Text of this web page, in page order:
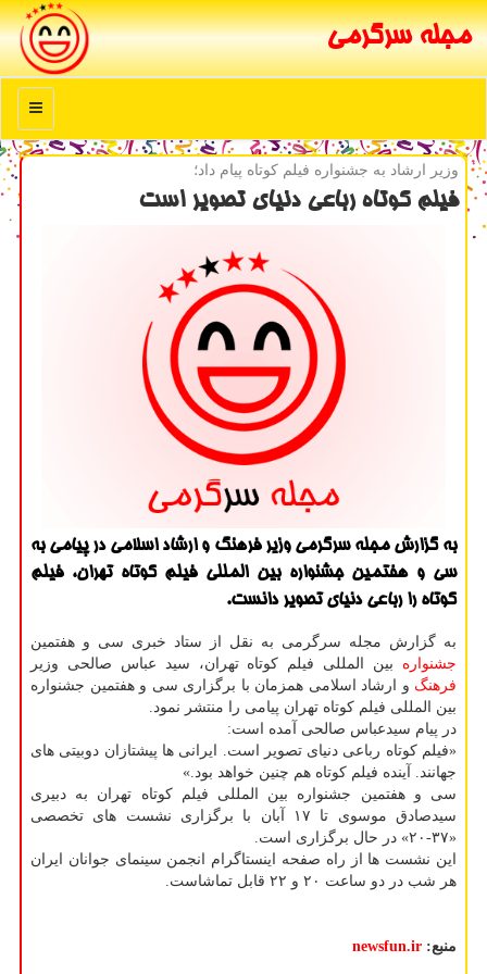
مجله سرگرمی
منو
وزیر ارشاد به جشنواره فیلم كوتاه پیام داد؛
فیلم كوتاه رباعی دنیای تصویر است
به گزارش مجله سرگرمی وزیر فرهنگ و ارشاد اسلامی در پیامی به
سی و هفتمین جشنواره بین المللی فیلم كوتاه تهران، فیلم
كوتاه را رباعی دنیای تصویر دانست.
به گزارش مجله سرگرمی به نقل از ستاد خبری سی و هفتمین
جشنواره بین المللی فیلم کوتاه تهران، سید عباس صالحی وزیر
فرهنگ و ارشاد اسلامی همزمان با برگزاری سی و هفتمین جشنواره
بین المللی فیلم کوتاه تهران پیامی را منتشر نمود.
در پیام سیدعباس صالحی آمده است:
«فیلم کوتاه رباعی دنیای تصویر است. ایرانی ها پیشتازان دوبیتی های
جهانند. آینده فیلم کوتاه هم چنین خواهد بود.»
سی و هفتمین جشنواره بین المللی فیلم کوتاه تهران به دبیری
سیدصادق موسوی تا ۱۷ آبان با برگزاری نشست های تخصصی
«۳۷-۲۰» در حال برگزاری است.
این نشست ها از راه صفحه اینستاگرام انجمن سینمای جوانان ایران
هر شب در دو ساعت ۲۰ و ۲۲ قابل تماشاست.
منبع: newsfun.ir